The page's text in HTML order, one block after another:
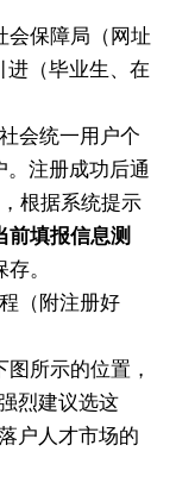
保障局（网址
（毕业生、在
会统一用户个
。注册成功后通
，根据系统提示
前填报信息测
。
（附注册好
所示的位置，
烈建议选这
户人才市场的